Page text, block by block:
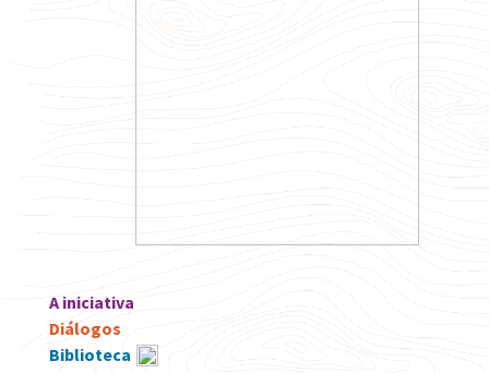
A iniciativa
Diálogos
Biblioteca